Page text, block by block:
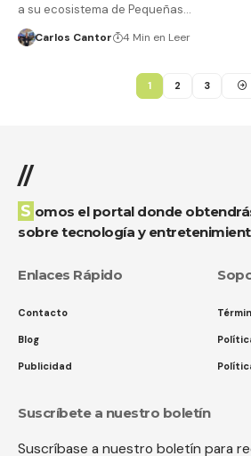
a su ecosistema de Pequeñas…
Carlos Cantor 4 Min en Leer
1 2 3
//
Somos el portal donde obtendrás las novedades
sobre tecnología y
Enlaces Rápido
Contacto
Blog
Publicidad
Suscríbete a nuestro boletín
Suscríbase a nuestro boletín para